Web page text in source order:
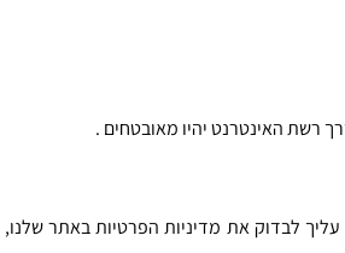
רשת האינטרנט יהיו מאובטחים .
עליך לבדוק את מדיניות הפרטיות באתר שלנו,